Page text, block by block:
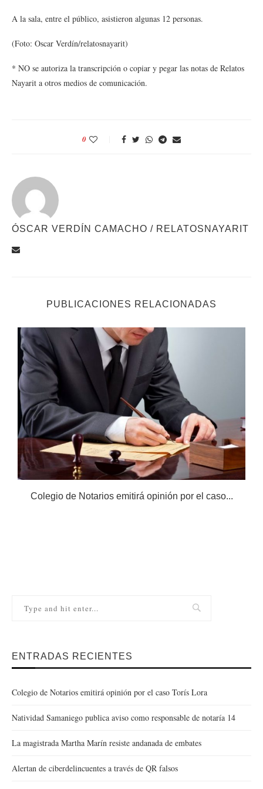
A la sala, entre el público, asistieron algunas 12 personas.
(Foto: Oscar Verdín/relatosnayarit)
* NO se autoriza la transcripción o copiar y pegar las notas de Relatos
Nayarit a otros medios de comunicación.
0
ÓSCAR VERDÍN CAMACHO / RELATOSNAYARIT
PUBLICACIONES RELACIONADAS
Colegio de Notarios emitirá opinión por el caso...
ENTRADAS RECIENTES
Colegio de Notarios emitirá opinión por el caso Torís Lora
Natividad Samaniego publica aviso como responsable de notaría 14
La magistrada Martha Marín resiste andanada de embates
Alertan de ciberdelincuentes a través de QR falsos